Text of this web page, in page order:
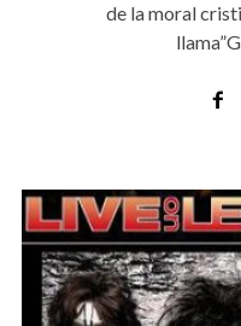
de la moral